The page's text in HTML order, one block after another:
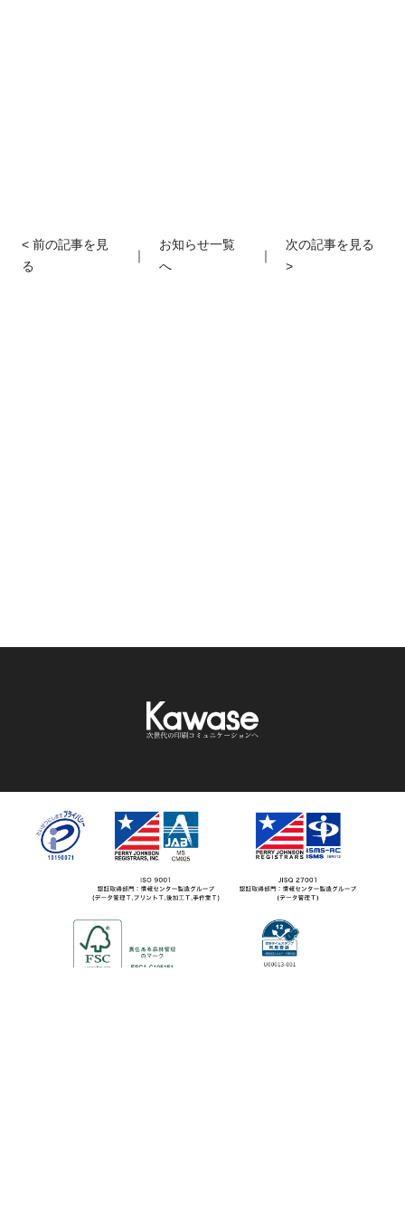
< 前の記事を見
る
｜
お知らせ一覧
へ
｜
次の記事を見る
>